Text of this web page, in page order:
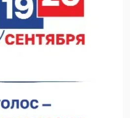
до 16 августа в связи с